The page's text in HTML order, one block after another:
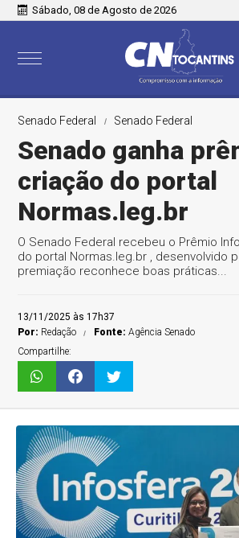
Sábado, 08 de Agosto de 2026
Senado Federal Senado Federal
Senado ganha
criação do portal
Normas.leg.br
O Senado Federal recebeu o Prêmio
do portal Normas.leg.br , desenvolvido
premiação reconhece boas práticas...
13/11/2025 às 17h37
Por: Redação Fonte:Agência Senado
Compartilhe: